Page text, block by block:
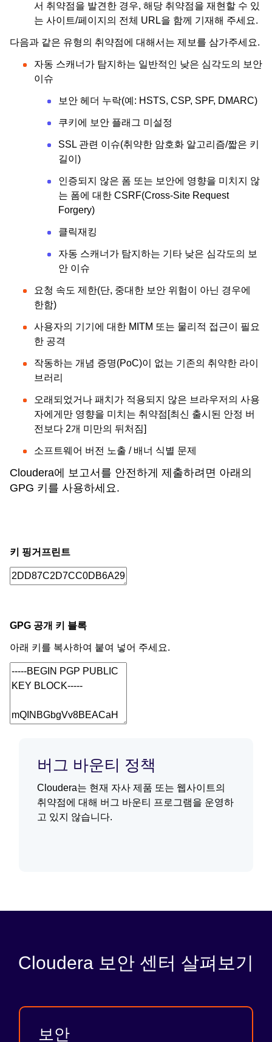
서 취약점을 발견한 경우, 해당 취약점을 재현할 수 있
는 사이트/페이지의 전체 URL을 함께 기재해 주세요.
다음과 같은 유형의 취약점에 대해서는 제보를 삼가주세요.
자동 스캐너가 탐지하는 일반적인 낮은 심각도의 보안
이슈
보안 헤더 누락(예: HSTS, CSP, SPF, DMARC)
쿠키에 보안 플래그 미설정
SSL 관련 이슈(취약한 암호화 알고리즘/짧은 키
길이)
인증되지 않은 폼 또는 보안에 영향을 미치지 않
는 폼에 대한 CSRF(Cross-Site Request
Forgery)
클릭재킹
자동 스캐너가 탐지하는 기타 낮은 심각도의 보
안 이슈
요청 속도 제한(단, 중대한 보안 위험이 아닌 경우에
한함)
사용자의 기기에 대한 MITM 또는 물리적 접근이 필요
한 공격
작동하는 개념 증명(PoC)이 없는 기존의 취약한 라이
브러리
오래되었거나 패치가 적용되지 않은 브라우저의 사용
자에게만 영향을 미치는 취약점[최신 출시된 안정 버
전보다 2개 미만의 뒤처짐]
소프트웨어 버전 노출 / 배너 식별 문제
Cloudera에 보고서를 안전하게 제출하려면 아래의
GPG 키를 사용하세요.
키 핑거프린트
GPG 공개 키 블록
아래 키를 복사하여 붙여 넣어 주세요.
버그 바운티 정책
Cloudera는 현재 자사 제품 또는 웹사이트의
취약점에 대해 버그 바운티 프로그램을 운영하
고 있지 않습니다.
Cloudera 보안 센터 살펴보기
보안